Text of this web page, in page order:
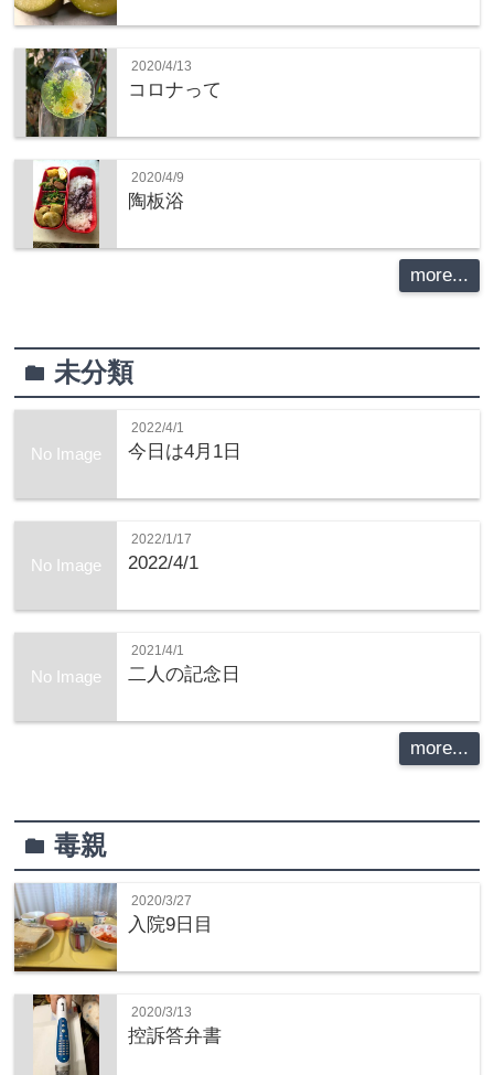
2020/4/13
コロナって
2020/4/9
陶板浴
more...
folder未分類
No Image
2022/4/1
今日は4月1日
No Image
2022/1/17
2022/4/1
No Image
2021/4/1
二人の記念日
more...
folder毒親
2020/3/27
入院9日目
2020/3/13
控訴答弁書